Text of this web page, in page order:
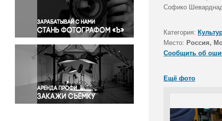
Правосудие
Происшествия и конфликты
Религия
Светская жизнь
Спорт
Экология
Экономика и бизнес
Софико
Категория:
Место: Россия,
Сообщить об
Ещё фото